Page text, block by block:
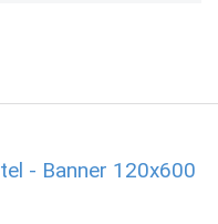
- Banner 120x600